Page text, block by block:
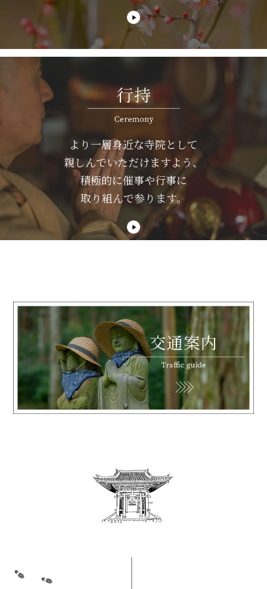
より一層身近な寺院として
親しんでいただけますよう、
積極的に催事や行事に
取り組んで参ります。